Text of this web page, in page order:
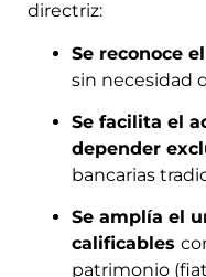
directriz:
Se reconoce
sin necesidad
Se facilita el
depender
bancarias
Se amplía el
calificables
patrimonio